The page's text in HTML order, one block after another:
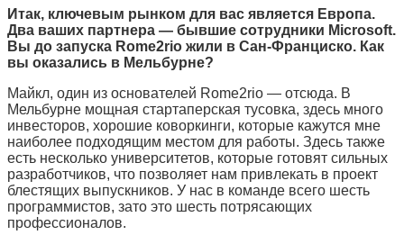
Итак, ключевым рынком для вас является Европа.
Два ваших партнера — бывшие сотрудники Microsoft.
Вы до запуска Rome2rio жили в Сан-Франциско. Как
вы оказались в Мельбурне?
Майкл, один из основателей Rome2rio — отсюда. В
Мельбурне мощная стартаперская тусовка, здесь много
инвесторов, хорошие коворкинги, которые кажутся мне
наиболее подходящим местом для работы. Здесь также
есть несколько университетов, которые готовят сильных
разработчиков, что позволяет нам привлекать в проект
блестящих выпускников. У нас в команде всего шесть
программистов, зато это шесть потрясающих
профессионалов.